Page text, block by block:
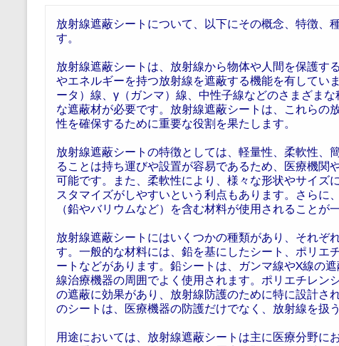
放射線遮蔽シートについて、以下にその概念、特徴、
す。
放射線遮蔽シートは、放射線から物体や人間を保護す
やエネルギーを持つ放射線を遮蔽する機能を有してい
ータ）線、γ（ガンマ）線、中性子線などのさまざま
な遮蔽材が必要です。放射線遮蔽シートは、これらの
性を確保するために重要な役割を果たします。
放射線遮蔽シートの特徴としては、軽量性、柔軟性、
ることは持ち運びや設置が容易であるため、医療機関
可能です。また、柔軟性により、様々な形状やサイズ
スタマイズがしやすいという利点もあります。さらに
（鉛やバリウムなど）を含む材料が使用されることが
放射線遮蔽シートにはいくつかの種類があり、それぞ
す。一般的な材料には、鉛を基にしたシート、ポリエ
ートなどがあります。鉛シートは、ガンマ線やX線の
線治療機器の周囲でよく使用されます。ポリエチレン
の遮蔽に効果があり、放射線防護のために特に設計さ
のシートは、医療機器の防護だけでなく、放射線を扱
用途においては、放射線遮蔽シートは主に医療分野に